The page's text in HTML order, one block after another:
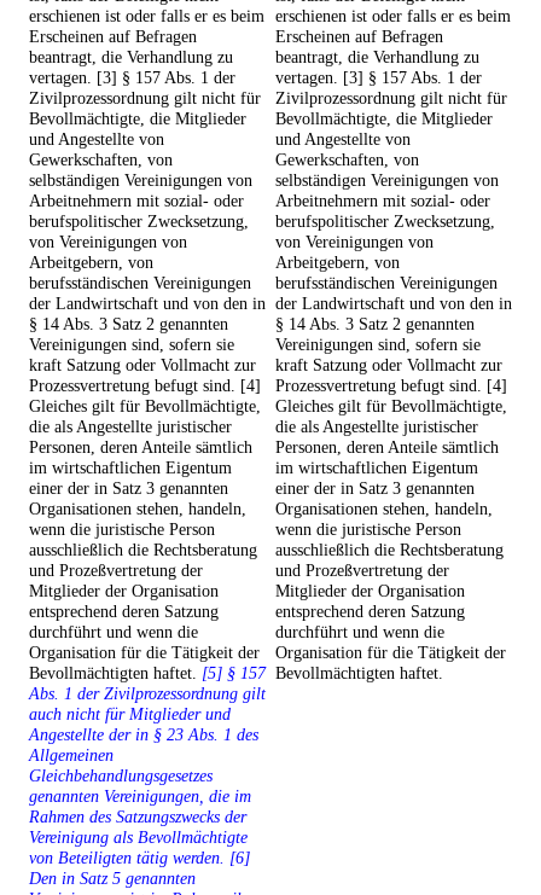
erschienen ist oder falls er es beim
Erscheinen auf Befragen
beantragt, die Verhandlung zu
vertagen. [3] § 157 Abs. 1 der
Zivilprozessordnung gilt nicht für
Bevollmächtigte, die Mitglieder
und Angestellte von
Gewerkschaften, von
selbständigen Vereinigungen von
Arbeitnehmern mit sozial- oder
berufspolitischer Zwecksetzung,
von Vereinigungen von
Arbeitgebern, von
berufsständischen Vereinigungen
der Landwirtschaft und von den in
§ 14 Abs. 3 Satz 2 genannten
Vereinigungen sind, sofern sie
kraft Satzung oder Vollmacht zur
Prozessvertretung befugt sind. [4]
Gleiches gilt für Bevollmächtigte,
die als Angestellte juristischer
Personen, deren Anteile sämtlich
im wirtschaftlichen Eigentum
einer der in Satz 3 genannten
Organisationen stehen, handeln,
wenn die juristische Person
ausschließlich die Rechtsberatung
und Prozeßvertretung der
Mitglieder der Organisation
entsprechend deren Satzung
durchführt und wenn die
Organisation für die Tätigkeit der
Bevollmächtigten haftet. [5] § 157
Abs. 1 der Zivilprozessordnung gilt
auch nicht für Mitglieder und
Angestellte der in § 23 Abs. 1 des
Allgemeinen
Gleichbehandlungsgesetzes
genannten Vereinigungen, die im
Rahmen des Satzungszwecks der
Vereinigung als Bevollmächtigte
von Beteiligten tätig werden. [6]
Den in Satz 5 genannten
erschienen ist oder falls er es beim
Erscheinen auf Befragen
beantragt, die Verhandlung zu
vertagen. [3] § 157 Abs. 1 der
Zivilprozessordnung gilt nicht für
Bevollmächtigte, die Mitglieder
und Angestellte von
Gewerkschaften, von
selbständigen Vereinigungen von
Arbeitnehmern mit sozial- oder
berufspolitischer Zwecksetzung,
von Vereinigungen von
Arbeitgebern, von
berufsständischen Vereinigungen
der Landwirtschaft und von den in
§ 14 Abs. 3 Satz 2 genannten
Vereinigungen sind, sofern sie
kraft Satzung oder Vollmacht zur
Prozessvertretung befugt sind. [4]
Gleiches gilt für Bevollmächtigte,
die als Angestellte juristischer
Personen, deren Anteile sämtlich
im wirtschaftlichen Eigentum
einer der in Satz 3 genannten
Organisationen stehen, handeln,
wenn die juristische Person
ausschließlich die Rechtsberatung
und Prozeßvertretung der
Mitglieder der Organisation
entsprechend deren Satzung
durchführt und wenn die
Organisation für die Tätigkeit der
Bevollmächtigten haftet.